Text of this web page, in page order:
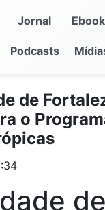
Jornal
Podcasts
de
o
de